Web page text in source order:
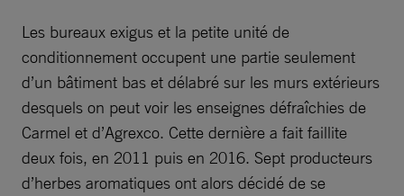
Les bureaux exigus et la petite unité de
conditionnement occupent une partie seulement
d’un bâtiment bas et délabré sur les murs extérieurs
desquels on peut voir les enseignes défraîchies de
Carmel et d’Agrexco. Cette dernière a fait faillite
deux fois, en 2011 puis en 2016. Sept producteurs
d’herbes aromatiques ont alors décidé de se